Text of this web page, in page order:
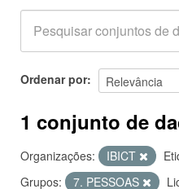
Ordenar por
1 conjunto de
Organizações: IBICT
Grupos:
7. PESSOAS